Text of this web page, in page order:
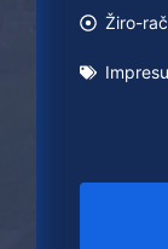
Žiro-